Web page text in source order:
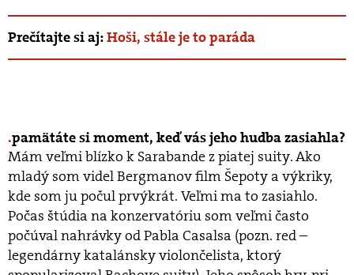
Prečítajte si aj:Hoši, stále je to paráda
pamätáte si moment, keď vás jeho hudba zasiahla?
Mám veľmi blízko k Sarabande z piatej suity. Ako
mladý som videl Bergmanov film Šepoty a výkriky,
kde som ju počul prvýkrát. Veľmi ma to zasiahlo.
Počas štúdia na konzervatóriu som veľmi často
počúval nahrávky od Pabla Casalsa (pozn. red –
legendárny katalánsky violončelista, ktorý